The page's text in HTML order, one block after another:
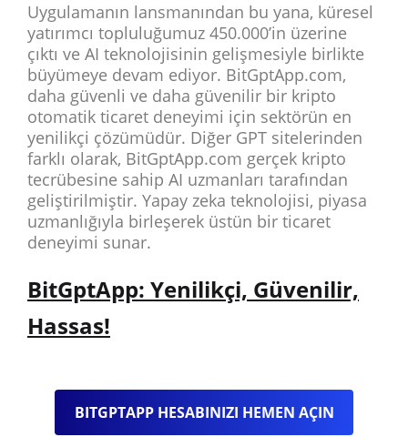
Uygulamanın lansmanından bu yana, küresel
yatırımcı topluluğumuz 450.000’in üzerine
çıktı ve AI teknolojisinin gelişmesiyle birlikte
büyümeye devam ediyor. BitGptApp.com,
daha güvenli ve daha güvenilir bir kripto
otomatik ticaret deneyimi için sektörün en
yenilikçi çözümüdür. Diğer GPT sitelerinden
farklı olarak, BitGptApp.com gerçek kripto
tecrübesine sahip AI uzmanları tarafından
geliştirilmiştir. Yapay zeka teknolojisi, piyasa
uzmanlığıyla birleşerek üstün bir ticaret
deneyimi sunar.
BitGptApp: Yenilikçi, Güvenilir,
Hassas!
BITGPTAPP HESABINIZI HEMEN AÇIN